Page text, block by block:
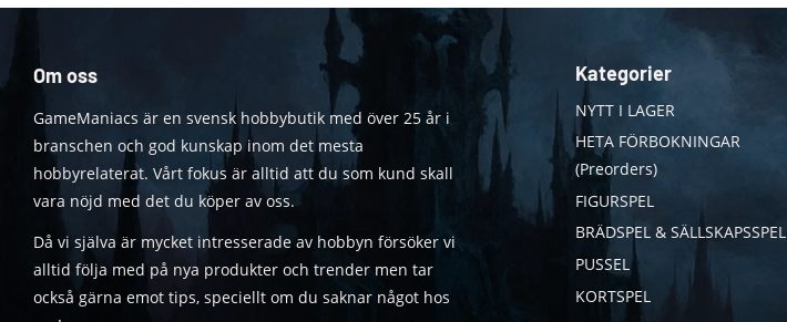
Om oss
GameManiacs är en svensk hobbybutik med över 25 år i
branschen och god kunskap inom det mesta
hobbyrelaterat. Vårt fokus är alltid att du som kund skall
vara nöjd med det du köper av oss.
Då vi själva är mycket intresserade av hobbyn försöker vi
alltid följa med på nya produkter och trender men tar
också gärna emot tips, speciellt om du saknar något hos
Kategorier
NYTT I LAGER
HETA FÖRBOKNINGAR
(Preorders)
FIGURSPEL
BRÄDSPEL & SÄLLSKAPSSPEL
PUSSEL
KORTSPEL